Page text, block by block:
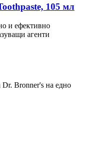
105 мл
и ефективно
агенти
Bronner's на едно